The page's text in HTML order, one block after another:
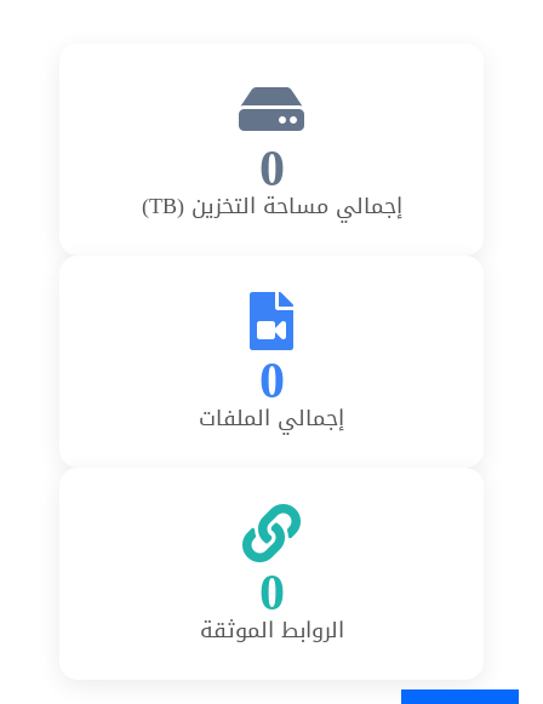
0
إجمالي مساحة التخزين (TB)
0
إجمالي الملفات
0
الروابط الموثقة